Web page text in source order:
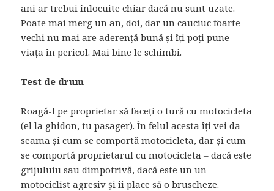
ani ar trebui înlocuite chiar dacă nu sunt uzate.
Poate mai merg un an, doi, dar un cauciuc foarte
vechi nu mai are aderență bună și îți poți pune
viața în pericol. Mai bine le schimbi.
Test de drum
Roagă-l pe proprietar să faceți o tură cu motocicleta
(el la ghidon, tu pasager). În felul acesta îți vei da
seama și cum se comportă motocicleta, dar și cum
se comportă proprietarul cu motocicleta – dacă este
grijuluiu sau dimpotrivă, dacă este un un
motociclist agresiv și îi place să o bruscheze.